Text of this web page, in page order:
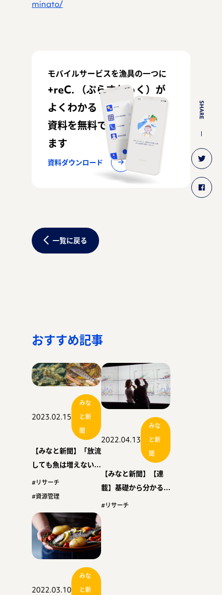
SHARE
minato/
モバイルサービスを漁具の一つに
+reC. （ぷらすれっく）が
よくわかる
資料を無料でお配りしてい
ます
資料ダウンロード
一覧に戻る
おすすめ記事
2023.02.15
みな
と新
聞
【みなと新聞】「放流
しても魚は増えない」
北大ら解明 河川の魚
類群集に悪影響も
#リサーチ
#資源管理
2022.04.13
みな
と新
聞
【みなと新聞】【連
載】基礎から分かる水
産用語〈２〉漁業権と
#リサーチ
2022.03.10
みな
と新